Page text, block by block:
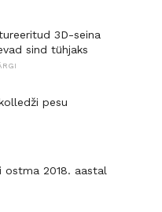
3D-seina
sind tühjaks
pesu
2018. aastal